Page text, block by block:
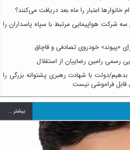
خانوارها اعتبار را ماه بعد دریافت می‌کنند؟
سه شرکت هواپیمایی مرتبط با سپاه پاسداران را
«پیوند» خودروی تصادفی و قاچاق
رسمی رامین رضاییان از استقلال
بدهیم/دولت با شهادت رهبری پشتوانه بزرگی را
قابل فراموشی نیست
بيشتر ...